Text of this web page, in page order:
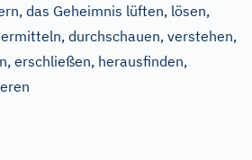
das Geheimnis lüften, lösen,
durchschauen, verstehen,
erschließen, herausfinden,